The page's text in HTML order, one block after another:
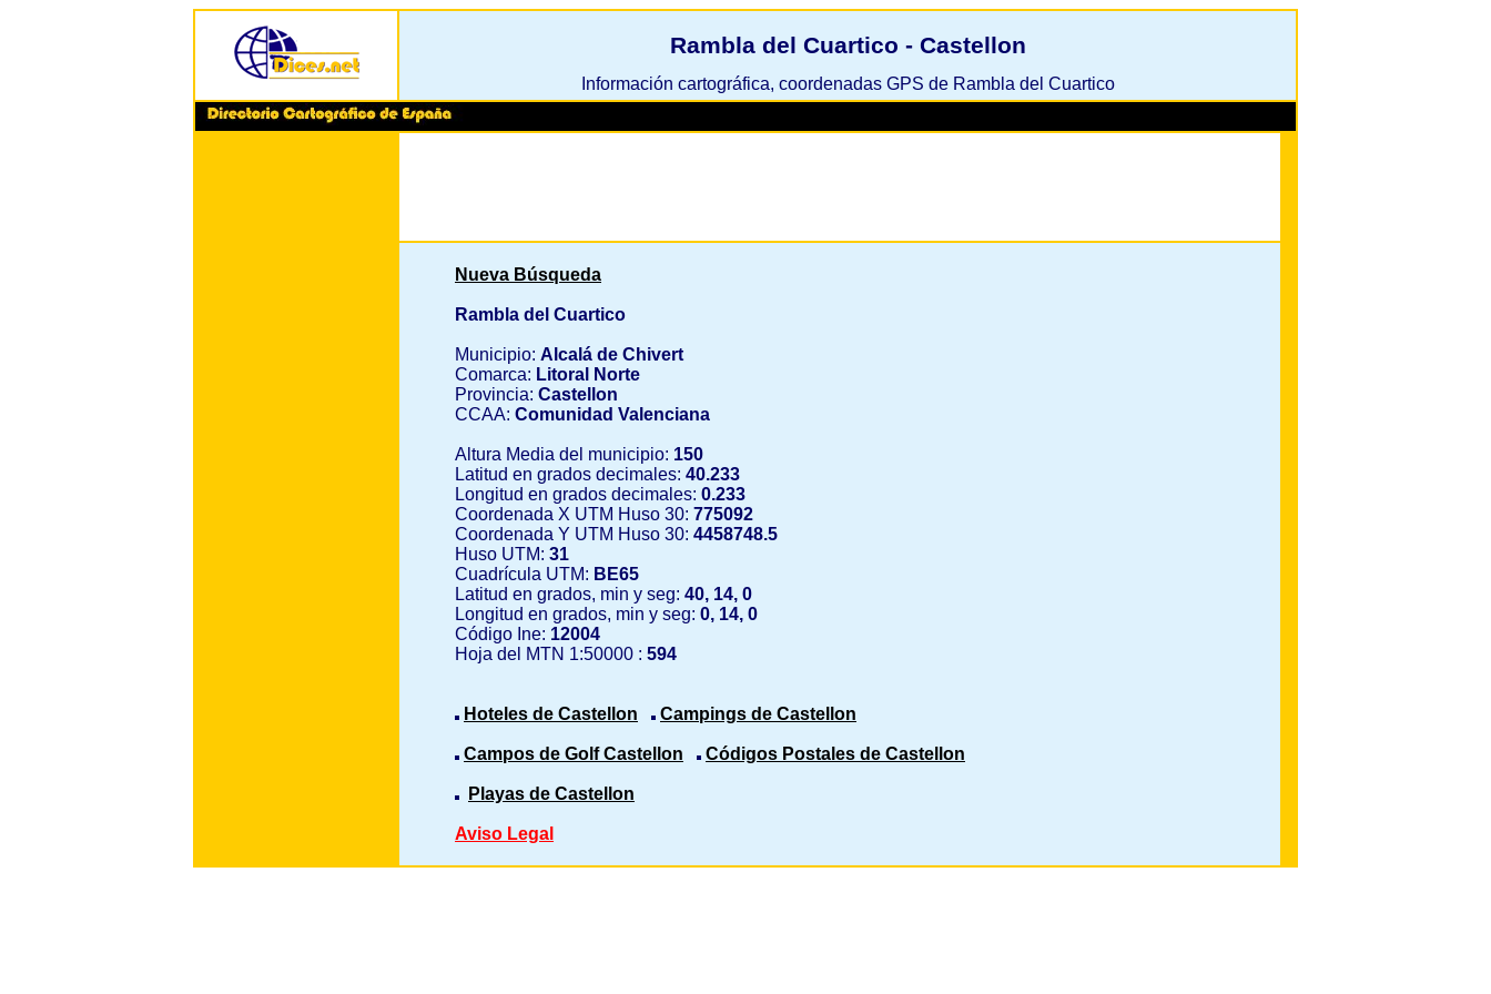
Rambla del Cuartico - Castellon
Información cartográfica, coordenadas GPS de Rambla del Cuartico
Nueva Búsqueda
Rambla del Cuartico
Municipio: Alcalá de Chivert
Comarca: Litoral Norte
Provincia: Castellon
CCAA: Comunidad Valenciana
Altura Media del municipio: 150
Latitud en grados decimales: 40.233
Longitud en grados decimales: 0.233
Coordenada X UTM Huso 30: 775092
Coordenada Y UTM Huso 30: 4458748.5
Huso UTM: 31
Cuadrícula UTM: BE65
Latitud en grados, min y seg: 40, 14, 0
Longitud en grados, min y seg: 0, 14, 0
Código Ine: 12004
Hoja del MTN 1:50000 : 594
Hoteles de Castellon Campings de Castellon
Campos de Golf Castellon Códigos Postales de Castellon
Playas de Castellon
Aviso Legal